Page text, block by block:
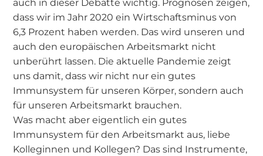
auch in dieser Debatte wichtig. Prognosen zeigen,
dass wir im Jahr 2020 ein Wirtschaftsminus von
6,3 Prozent haben werden. Das wird unseren und
auch den europäischen Arbeitsmarkt nicht
unberührt lassen. Die aktuelle Pandemie zeigt
uns damit, dass wir nicht nur ein gutes
Immunsystem für unseren Körper, sondern auch
für unseren Arbeitsmarkt brauchen.
Was macht aber eigentlich ein gutes
Immunsystem für den Arbeitsmarkt aus, liebe
Kolleginnen und Kollegen? Das sind Instrumente,